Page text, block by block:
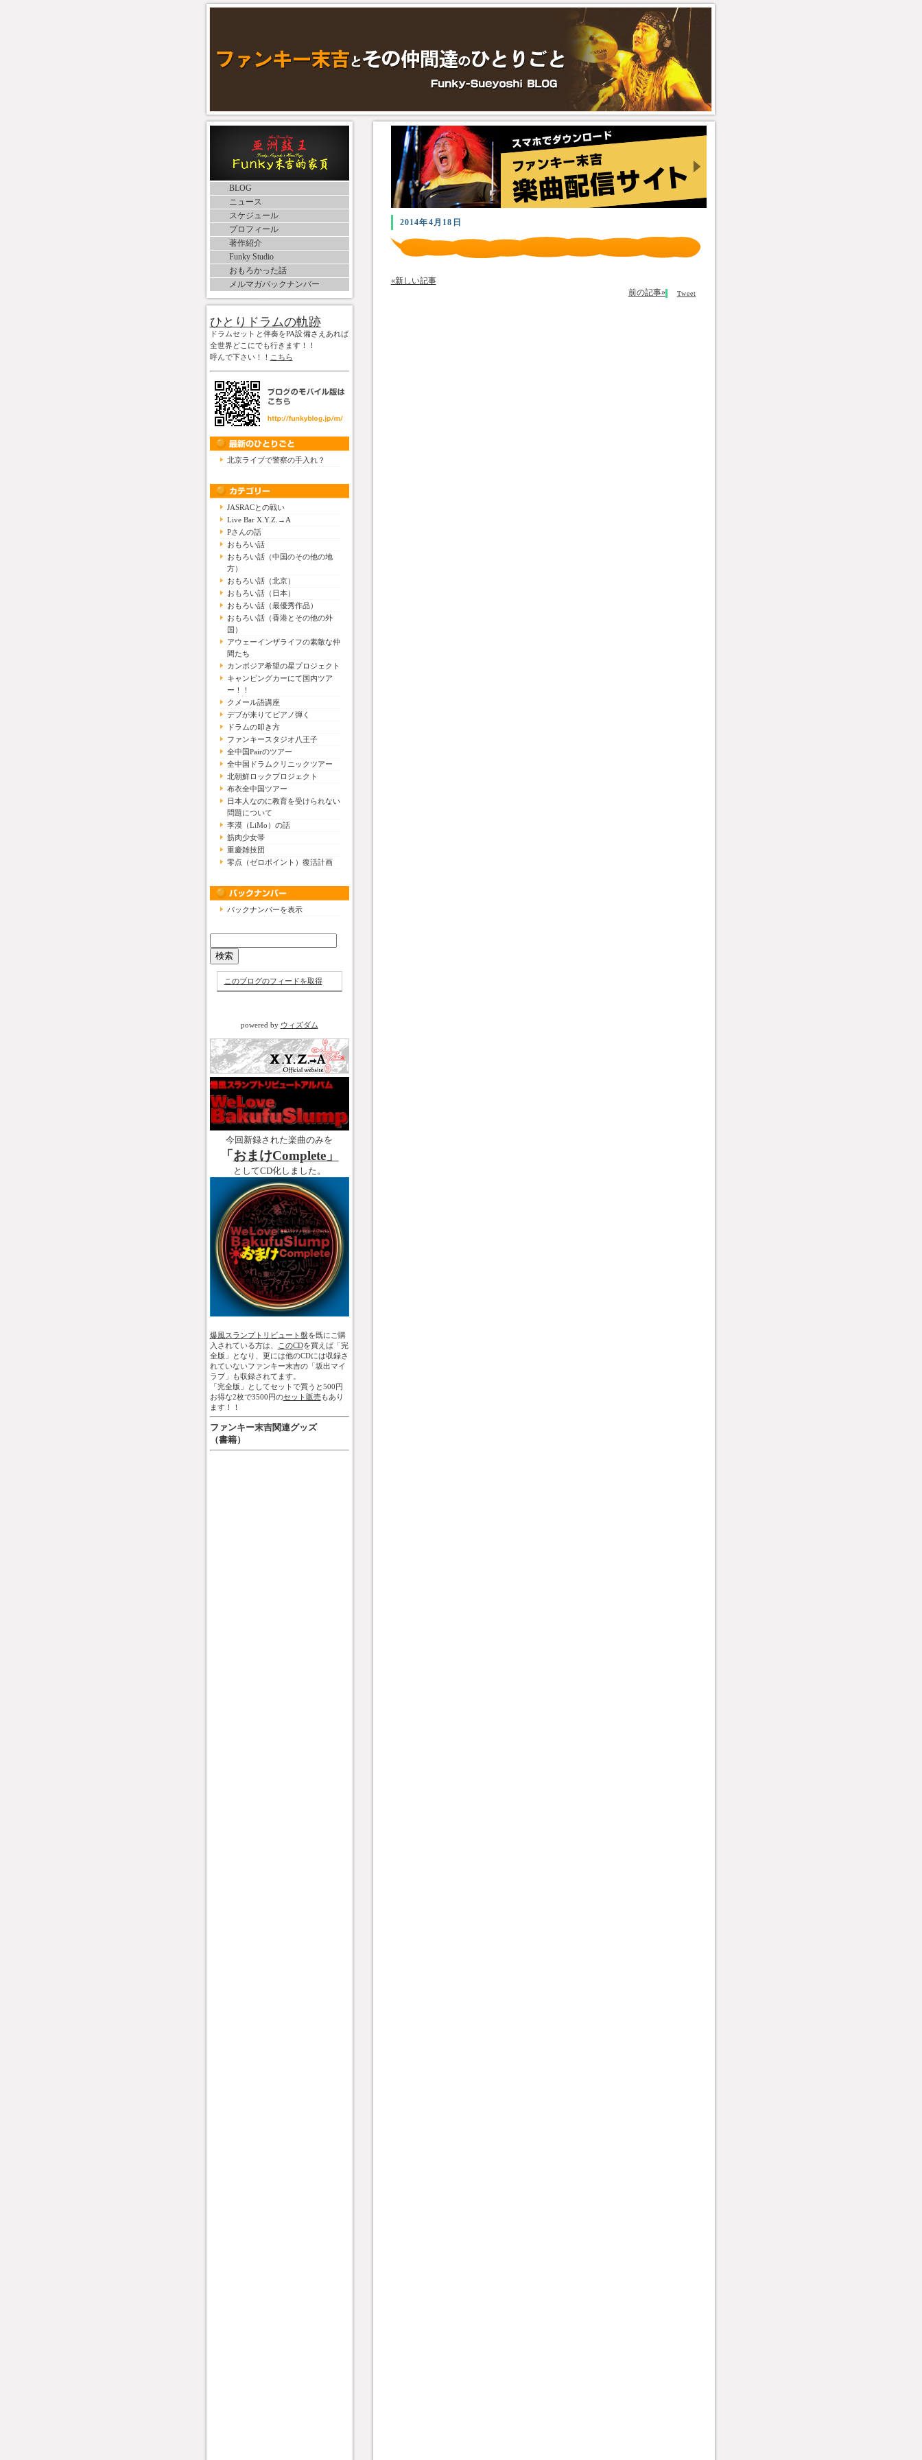
BLOG
ニュース
スケジュール
プロフィール
著作紹介
Funky Studio
おもろかった話
メルマガバックナンバー
ひとりドラムの軌跡
ドラムセットと伴奏をPA設備さえあれば
全世界どこにでも行きます！！
呼んで下さい！！ こちら
北京ライブで警察の手入れ？
JASRACとの戦い
Live Bar X.Y.Z.→A
Pさんの話
おもろい話
おもろい話（中国のその他の地
方）
おもろい話（北京）
おもろい話（日本）
おもろい話（最優秀作品）
おもろい話（香港とその他の外
国）
アウェーインザライフの素敵な仲
間たち
カンボジア希望の星プロジェクト
キャンピングカーにて国内ツア
ー！！
クメール語講座
デブが来りてピアノ弾く
ドラムの叩き方
ファンキースタジオ八王子
全中国Pairのツアー
全中国ドラムクリニックツアー
北朝鮮ロックプロジェクト
布衣全中国ツアー
日本人なのに教育を受けられない
問題について
李漠（LiMo）の話
筋肉少女帯
重慶雑技団
零点（ゼロポイント）復活計画
バックナンバーを表示
このブログのフィードを取得
powered by ウィズダム
今回新録された楽曲のみを
「おまけComplete」
としてCD化しました。
爆風スランプトリビュート盤を既にご購
入されている方は、
このCDを買えば「完
全版」となり、更には他のCDには収録さ
れていないファンキー末吉の「坂出マイ
ラブ」も収録されてます。
「完全版」としてセットで買うと500円
お得な2枚で3500円のセット販売もあり
ます！！
ファンキー末吉関連グッズ
（書籍）
2014年4月18日
Tweet
«新しい記事
前の記事»